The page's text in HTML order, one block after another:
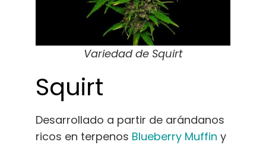
Variedad de Squirt
Squirt
Desarrollado a partir de arándanos
ricos en terpenos Blueberry Muffin y